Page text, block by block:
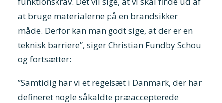
at bruge materialerne på en brandsikker
måde. Derfor kan man godt sige, at der er en
teknisk barriere”, siger Christian Fundby Schou
og fortsætter:
”Samtidig har vi et regelsæt i Danmark, der har
defineret nogle såkaldte præaccepterede